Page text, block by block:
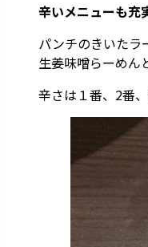
辛いメニューも充
パンチのきいたラ
生姜味噌らーめん
辛さは１番、2番